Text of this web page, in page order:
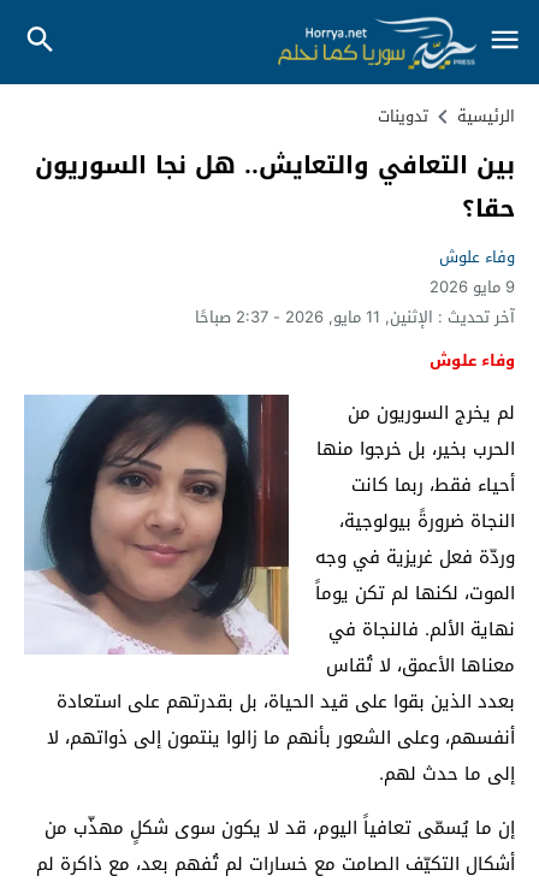
الرئيسية تدوينات
بين التعافي والتعايش.. هل نجا السوريون
حقا؟
وفاء علوش
9 مايو 2026
آخر تحديث : الإثنين, 11 مايو, 2026 - 2:37 صباحًا
وفاء علوش
لم يخرج السوريون من
الحرب بخير، بل خرجوا منها
أحياء فقط، ربما كانت
النجاة ضرورةً بيولوجية،
وردّة فعل غريزية في وجه
الموت، لكنها لم تكن يوماً
نهاية الألم. فالنجاة في
معناها الأعمق، لا تُقاس
بعدد الذين بقوا على قيد الحياة، بل بقدرتهم على استعادة
أنفسهم، وعلى الشعور بأنهم ما زالوا ينتمون إلى ذواتهم، لا
إلى ما حدث لهم.
إن ما يُسمّى تعافياً اليوم، قد لا يكون سوى شكلٍ مهذّب من
أشكال التكيّف الصامت مع خسارات لم تُفهم بعد، مع ذاكرة لم